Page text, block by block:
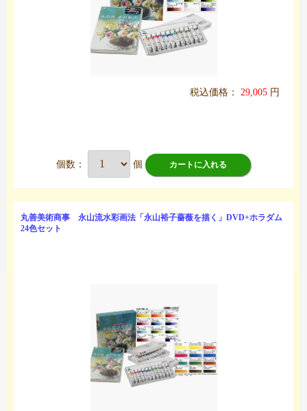
税込価格： 29,005 円
個数： 個 カートに入れる
丸善美術商事 永山流水彩画法「永山裕子薔薇を描く」DVD+ホラダム
24色セット